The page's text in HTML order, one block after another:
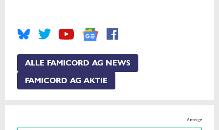
ALLE FAMICORD AG NEWS
FAMICORD AG AKTIE
Anzeige